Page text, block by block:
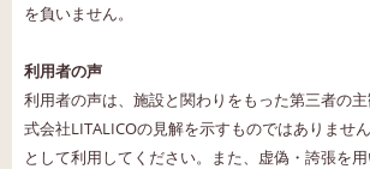
を負いません。
利用者の声
利用者の声は、施設と関わりをもった第三者の
式会社LITALICOの見解を示すものではありませ
として利用してください。また、虚偽・誇張を